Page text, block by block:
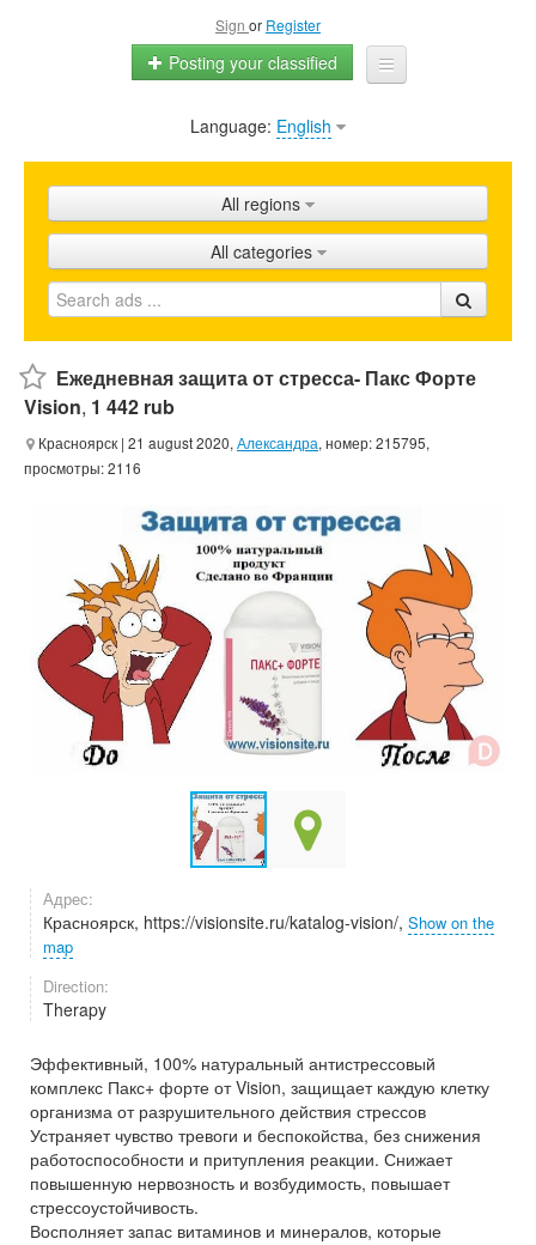
Sign or Register
Posting your classified
Home
Shops
Promotion
FAQ
Blog
Language: English
All regions
All categories
Ежедневная защита от стресса- Пакс Форте
Vision, 1 442 rub
Красноярск | 21 august 2020, Александра, номер: 215795,
просмотры: 2116
Адрес:
Красноярск, https://visionsite.ru/katalog-vision/, Show on the
map
Direction:
Therapy
Эффективный, 100% натуральный антистрессовый
комплекс Пакс+ форте от Vision, защищает каждую клетку
организма от разрушительного действия стрессов
Устраняет чувство тревоги и беспокойства, без снижения
работоспособности и притупления реакции. Снижает
повышенную нервозность и возбудимость, повышает
стрессоустойчивость.
Восполняет запас витаминов и минералов, которые